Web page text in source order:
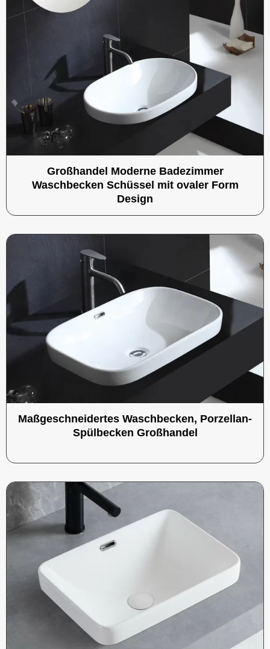
Großhandel Moderne Badezimmer
Waschbecken Schüssel mit ovaler Form
Design
Maßgeschneidertes Waschbecken, Porzellan-
Spülbecken Großhandel